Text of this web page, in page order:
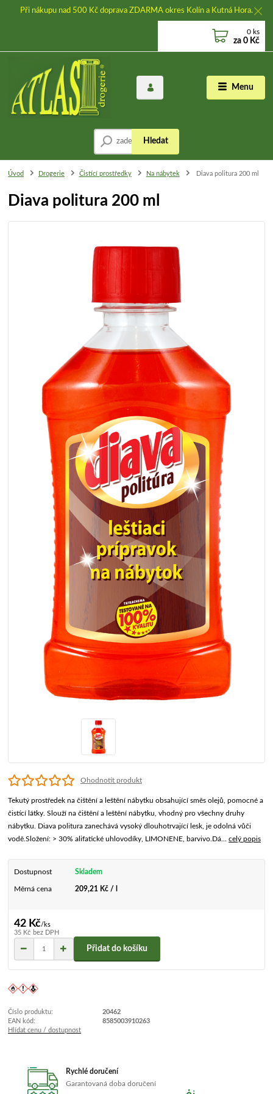
Při nákupu nad 500 Kč doprava ZDARMA okres Kolín a Kutná Hora.
Menu
Hledat
0 ks
za 0 Kč
Úvod Drogerie Čistící prostředky Na nábytek Diava politura 200 ml
Diava politura 200 ml
Ohodnotit produkt
Tekutý prostředek na čištění a leštění nábytku obsahující směs olejů, pomocné a
čistící látky. Slouží na čištění a leštění nábytku, vhodný pro všechny druhy
nábytku. Diava politura zanechává vysoký dlouhotrvající lesk, je odolná vůči
vodě.Složení: > 30% alifatické uhlovodíky, LIMONENE, barvivo.Dá...celý popis
Dostupnost Skladem
Měrná cena 209,21 Kč / l
42 Kč/ks
35 Kč bez DPH
Přidat do košíku
Číslo produktu:
20462
EAN kód:
8585003910263
Hlídat cenu / dostupnost
Rychlé doručení
Garantovaná doba doručení